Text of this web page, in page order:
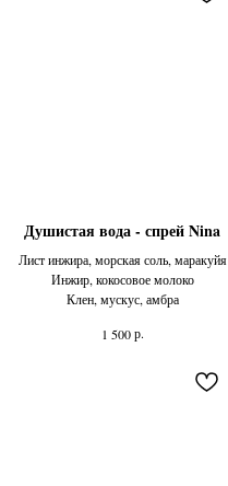
Душистая вода - спрей Nina
Лист инжира, морская соль, маракуйя
Инжир, кокосовое молоко
Клен, мускус, амбра
1 500 р.